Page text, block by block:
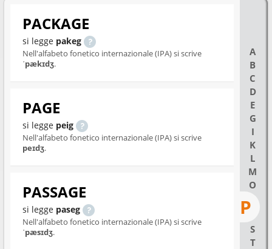
A
B
C
D
E
G
I
K
L
M
O
P
S
T
PACKAGE
si legge pakeg
Nell'alfabeto fonetico internazionale (IPA) si scrive
ˈpækɪdʒ.
PAGE
si legge peig
Nell'alfabeto fonetico internazionale (IPA) si scrive
peɪdʒ.
PASSAGE
si legge paseg
Nell'alfabeto fonetico internazionale (IPA) si scrive
ˈpæsɪdʒ.